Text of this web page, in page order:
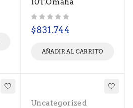
10T.Omaha
$831.744
AÑADIR AL CARRITO
Uncategorized